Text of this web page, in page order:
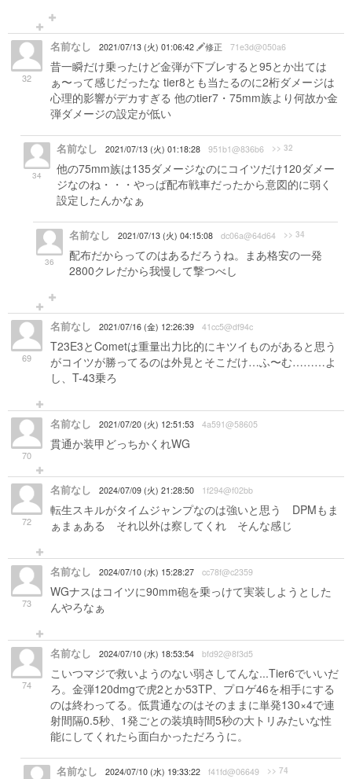
32
名前なし 2021/07/13 (火) 01:06:42 修正 71e3d@050a6
昔一瞬だけ乗ったけど金弾が下ブレすると95とか出ては
ぁ〜って感じだったな tier8とも当たるのに2桁ダメージは
心理的影響がデカすぎる 他のtier7・75mm族より何故か金
弾ダメージの設定が低い
34
名前なし 2021/07/13 (火) 01:18:28 951b1@836b6 >> 32
他の75mm族は135ダメージなのにコイツだけ120ダメー
ジなのね・・・やっぱ配布戦車だったから意図的に弱く
設定したんかなぁ
36
名前なし 2021/07/13 (火) 04:15:08 dc06a@64d64 >> 34
配布だからってのはあるだろうね。まあ格安の一発
2800クレだから我慢して撃つべし
69
名前なし 2021/07/16 (金) 12:26:39 41cc5@df94c
T23E3とCometは重量出力比的にキツイものがあると思う
がコイツが勝ってるのは外見とそこだけ…ふ〜む………よ
し、T-43乗ろ
70
名前なし 2021/07/20 (火) 12:51:53 4a591@58605
貫通か装甲どっちかくれWG
72
名前なし 2024/07/09 (火) 21:28:50 1f294@f02bb
転生スキルがタイムジャンプなのは強いと思う DPMもま
ぁまぁある それ以外は察してくれ そんな感じ
73
名前なし 2024/07/10 (水) 15:28:27 cc78f@c2359
WGナスはコイツに90mm砲を乗っけて実装しようとした
んやろなぁ
74
名前なし 2024/07/10 (水) 18:53:54 bfd92@8f3d5
こいつマジで救いようのない弱さしてんな...Tier6でいいだ
ろ。金弾120dmgで虎2とか53TP、プロゲ46を相手にする
のは終わってる。低貫通なのはそのままに単発130×4で連
射間隔0.5秒、1発ごとの装填時間5秒の大トリみたいな性
能にしてくれたら面白かっただろうに。
名前なし 2024/07/10 (水) 19:33:22 f41fd@06649 >> 74